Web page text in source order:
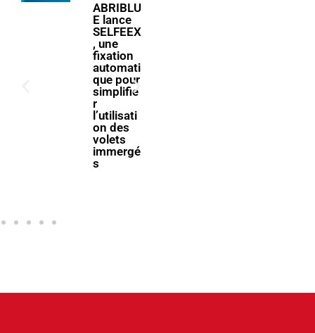
ABRIBLU
E lance
SELFEEX
, une
fixation
automati
que pour
simplifie
r
l’utilisati
on des
volets
immergé
s